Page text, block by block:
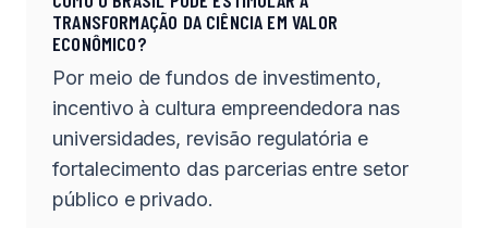
TRANSFORMAÇÃO DA CIÊNCIA EM VALOR
ECONÔMICO?
Por meio de fundos de investimento,
incentivo à cultura empreendedora nas
universidades, revisão regulatória e
fortalecimento das parcerias entre setor
público e privado.